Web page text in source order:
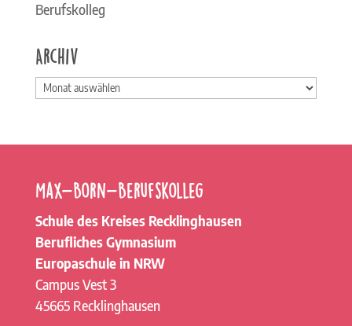
Berufskolleg
Archiv
Archiv
Max-Born-Berufskolleg
Schule des Kreises Recklinghausen
Berufliches Gymnasium
Europaschule in NRW
Campus Vest 3
45665 Recklinghausen